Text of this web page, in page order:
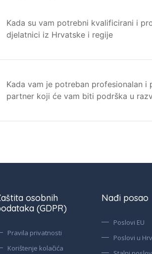
Kada su vam potrebni kvalificirani i
djelatnici iz Hrvatske i regije
Kada vam je potreban profesionalan i
partner koji će vam biti podrška u
osobnih
(GDPR)
Pravila privatnosti
Korištenje kolačića
Nađi posao
Poslovi EU
Poslovi u